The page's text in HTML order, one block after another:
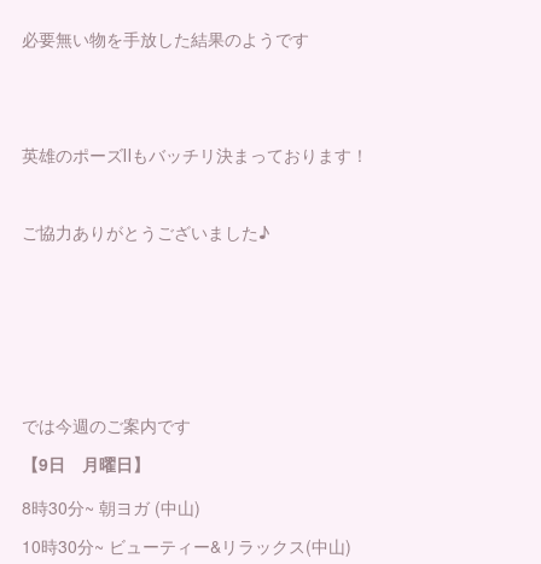
必要無い物を手放した結果のようです
英雄のポーズⅡもバッチリ決まっております！
ご協力ありがとうございました♪
では今週のご案内です
【9日 月曜日】
8時30分~ 朝ヨガ (中山)
10時30分~ ビューティー&リラックス(中山)